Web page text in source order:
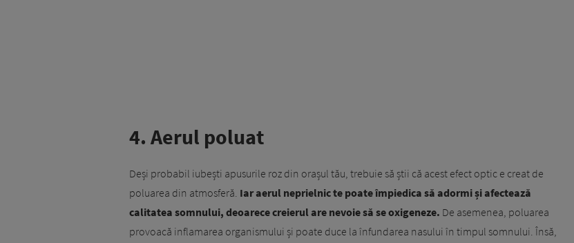
4. Aerul poluat
Deși probabil iubești apusurile roz din orașul tău, trebuie să știi că acest efect optic e creat de
poluarea din atmosferă. Iar aerul neprielnic te poate împiedica să adormi și afectează
calitatea somnului, deoarece creierul are nevoie să se oxigeneze. De asemenea, poluarea
provoacă inflamarea organismului și poate duce la înfundarea nasului în timpul somnului. Însă,